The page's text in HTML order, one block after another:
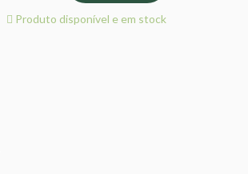
Produto disponível e em stock